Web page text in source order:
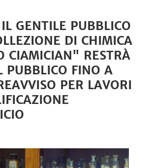
GENTILE PUBBLICO
DI CHIMICA
CIAMICIAN" RESTRÀ
PUBBLICO FINO A
PER LAVORI